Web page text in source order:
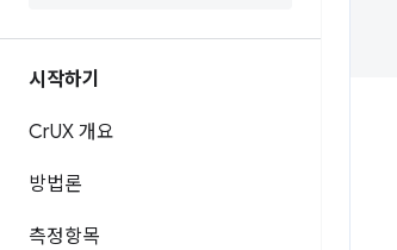
시작하기
CrUX 개요
방법론
측정항목